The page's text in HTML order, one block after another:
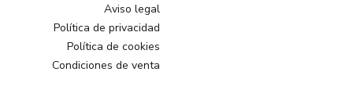
Aviso legal
Política de privacidad
Política de cookies
Condiciones de venta